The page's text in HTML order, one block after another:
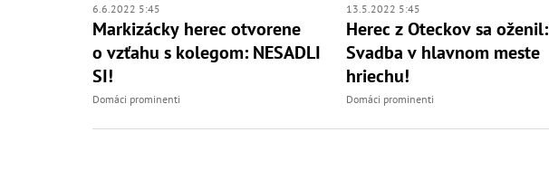
6.6.2022 5:45
Markizácky herec otvorene
o vzťahu s kolegom: NESADLI
SI!
Domáci prominenti
13.5.2022 5:45
Herec z Oteckov sa oženil:
Svadba v hlavnom meste
hriechu!
Domáci prominenti